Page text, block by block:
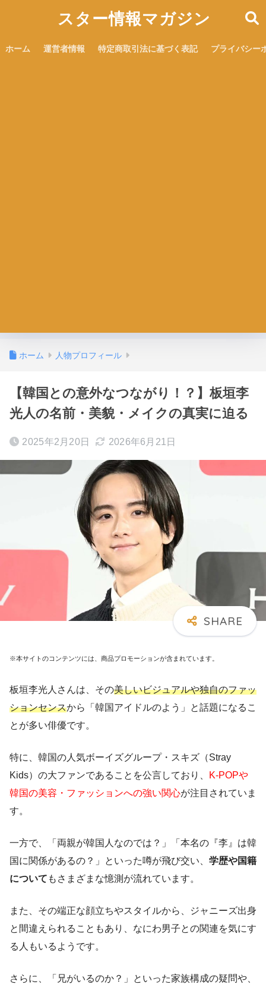
スター情報マガジン
ホーム 運営者情報 特定商取引法に基づく表記 プライバシー
ホーム 人物プロフィール
【韓国との意外なつながり！？】板垣李
光人の名前・美貌・メイクの真実に迫る
2025年2月20日 2026年6月21日
※本サイトのコンテンツには、商品プロモーションが含まれています。
板垣李光人さんは、その美しいビジュアルや独自のファッ
ションセンスから「韓国アイドルのよう」と話題になるこ
とが多い俳優です。
特に、韓国の人気ボーイズグループ・スキズ（Stray
Kids）の大ファンであることを公言しており、
K-POPや
韓国の美容・ファッションへの強い関心が注目されていま
す。
一方で、「両親が韓国人なのでは？」「本名の『李』は韓
国に関係があるの？」といった噂が飛び交い、 学歴や国籍
について もさまざまな憶測が流れています。
また、その端正な顔立ちやスタイルから、ジャニーズ出身
と間違えられることもあり、なにわ男子との関連を気にす
る人もいるようです。
さらに、「兄がいるのか？」といった家族構成の疑問や、